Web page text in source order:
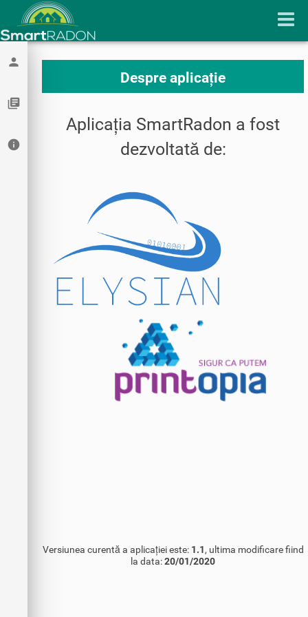
person
library_books
info
Despre aplicație
Aplicația SmartRadon a fost
dezvoltată de:
Versiunea curentă a aplicației este: 1.1, ultima modificare fiind
la data:20/01/2020